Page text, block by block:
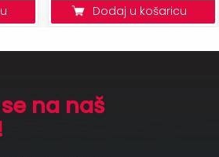
Dodaj u košaricu
na naš